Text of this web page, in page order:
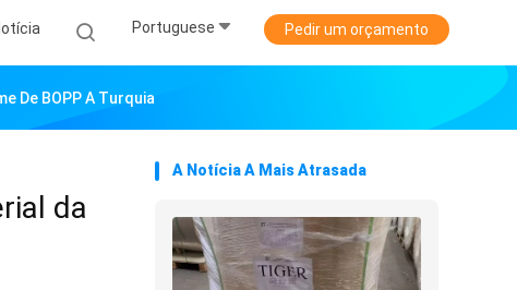
Portuguese Pedir um orçamento
De BOPP A Turquia
da
A Notícia A Mais Atrasada